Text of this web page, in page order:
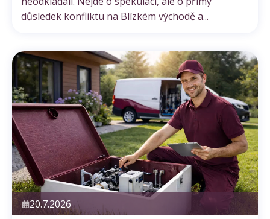
důsledek konfliktu na Blízkém východě a...
20.7.2026